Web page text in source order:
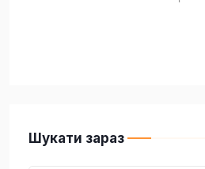
Шукати зараз